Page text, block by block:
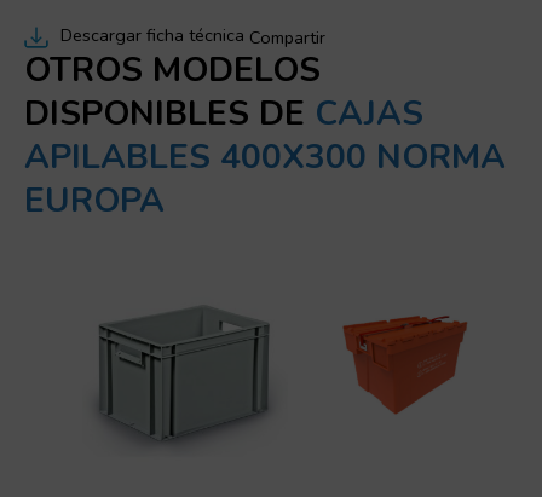
Descargar ficha técnica Compartir
OTROS MODELOS
DISPONIBLES DE CAJAS
APILABLES 400X300 NORMA
EUROPA